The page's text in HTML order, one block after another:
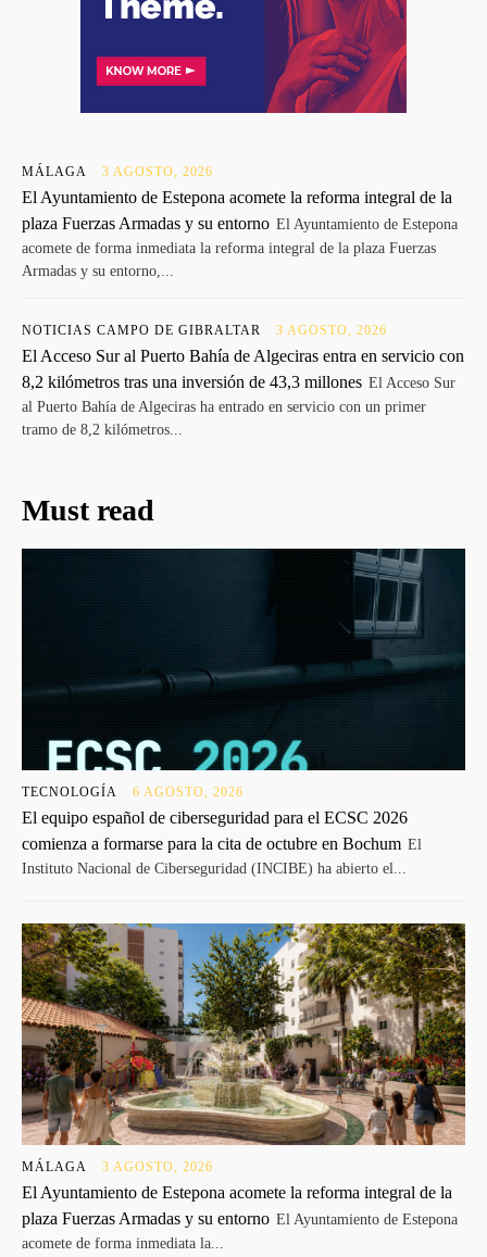
MÁLAGA 3 AGOSTO, 2026
El Ayuntamiento de Estepona acomete la reforma integral de la
plaza Fuerzas Armadas y su entorno El Ayuntamiento de Estepona
acomete de forma inmediata la reforma integral de la plaza Fuerzas
Armadas y su entorno,...
NOTICIAS CAMPO DE GIBRALTAR 3 AGOSTO, 2026
El Acceso Sur al Puerto Bahía de Algeciras entra en servicio con
8,2 kilómetros tras una inversión de 43,3 millones El Acceso Sur
al Puerto Bahía de Algeciras ha entrado en servicio con un primer
tramo de 8,2 kilómetros...
Must read
TECNOLOGÍA 6 AGOSTO, 2026
El equipo español de ciberseguridad para el ECSC 2026
comienza a formarse para la cita de octubre en Bochum El
Instituto Nacional de Ciberseguridad (INCIBE) ha abierto el...
MÁLAGA 3 AGOSTO, 2026
El Ayuntamiento de Estepona acomete la reforma integral de la
plaza Fuerzas Armadas y su entorno El Ayuntamiento de Estepona
acomete de forma inmediata la...